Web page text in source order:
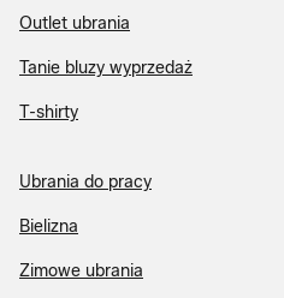
Outlet ubrania
Tanie bluzy wyprzedaż
T-shirty
Ubrania do pracy
Bielizna
Zimowe ubrania